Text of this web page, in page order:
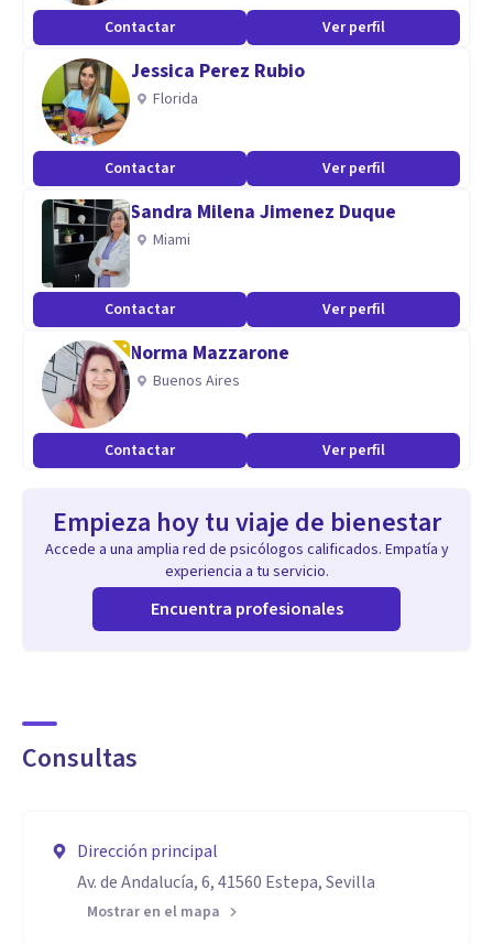
acompañado/a en tu nuevo camino, señalando todos los
logros que vayas consiguiendo en este proceso.
Especialidad
Me gusta trabajar desde un abordaje integrador, que me
permitan adaptarme tanto a la persona como al motivo de
consulta.
Puedo ayudarte en:
Trastorno de ansiedad
Baja autoestima
Inseguridades
Miedos
Estrés
Duelo
Fobias
Trastornos afectivos
Trastornos del estado de ánimo
Problemas de relación
Crisis de pareja
que acompaño se sienta lo más cómoda posible. Creando un
vínculo seguro y cercano, con confianza para ser dentro de
Contactar Ver perfil
Jessica Perez Rubio
Florida
Contactar Ver perfil
Sandra Milena Jimenez Duque
Miami
Contactar Ver perfil
Norma Mazzarone
Buenos Aires
Contactar Ver perfil
Empieza hoy tu viaje de bienestar
Accede a una amplia red de psicólogos calificados. Empatía y
experiencia a tu servicio.
Encuentra profesionales
Consultas
Dirección principal
Av. de Andalucía, 6, 41560 Estepa, Sevilla
Mostrar en el mapa